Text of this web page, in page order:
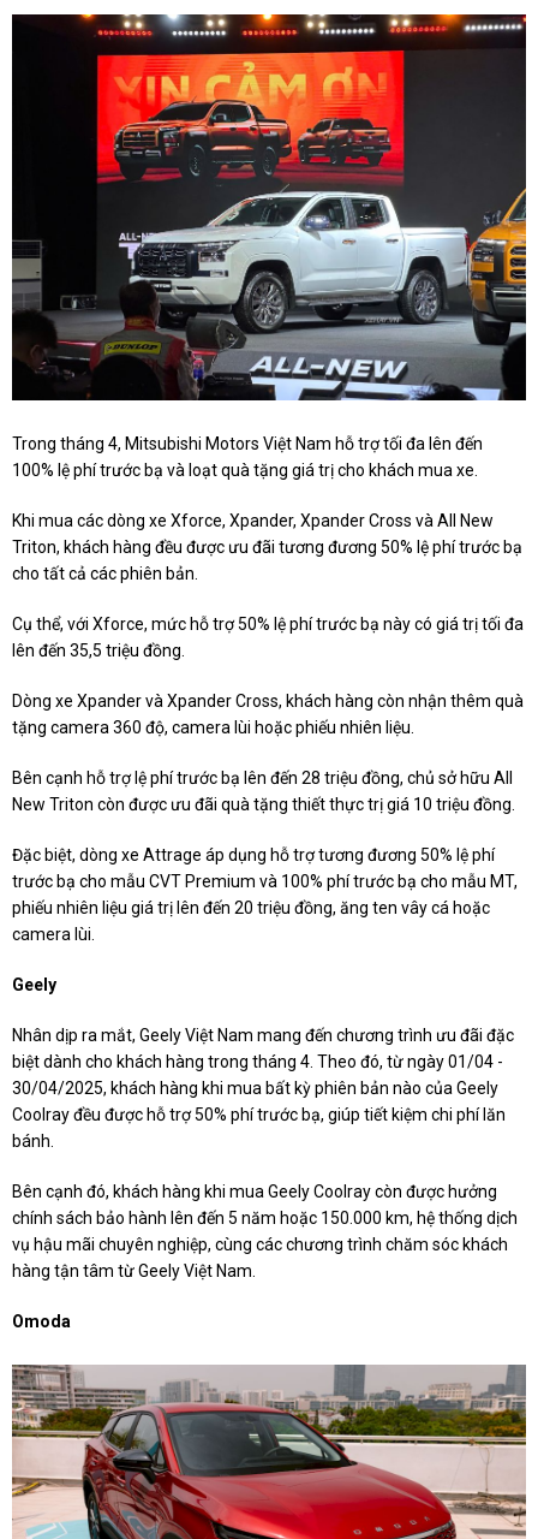
Trong tháng 4, Mitsubishi Motors Việt Nam hỗ trợ tối đa lên đến
100% lệ phí trước bạ và loạt quà tặng giá trị cho khách mua xe.
Khi mua các dòng xe Xforce, Xpander, Xpander Cross và All New
Triton, khách hàng đều được ưu đãi tương đương 50% lệ phí trước bạ
cho tất cả các phiên bản.
Cụ thể, với Xforce, mức hỗ trợ 50% lệ phí trước bạ này có giá trị tối đa
lên đến 35,5 triệu đồng.
Dòng xe Xpander và Xpander Cross, khách hàng còn nhận thêm quà
tặng camera 360 độ, camera lùi hoặc phiếu nhiên liệu.
Bên cạnh hỗ trợ lệ phí trước bạ lên đến 28 triệu đồng, chủ sở hữu All
New Triton còn được ưu đãi quà tặng thiết thực trị giá 10 triệu đồng.
Đặc biệt, dòng xe Attrage áp dụng hỗ trợ tương đương 50% lệ phí
trước bạ cho mẫu CVT Premium và 100% phí trước bạ cho mẫu MT,
phiếu nhiên liệu giá trị lên đến 20 triệu đồng, ăng ten vây cá hoặc
camera lùi.
Geely
Nhân dịp ra mắt, Geely Việt Nam mang đến chương trình ưu đãi đặc
biệt dành cho khách hàng trong tháng 4. Theo đó, từ ngày 01/04 -
30/04/2025, khách hàng khi mua bất kỳ phiên bản nào của Geely
Coolray đều được hỗ trợ 50% phí trước bạ, giúp tiết kiệm chi phí lăn
bánh.
Bên cạnh đó, khách hàng khi mua Geely Coolray còn được hưởng
chính sách bảo hành lên đến 5 năm hoặc 150.000 km, hệ thống dịch
vụ hậu mãi chuyên nghiệp, cùng các chương trình chăm sóc khách
hàng tận tâm từ Geely Việt Nam.
Omoda